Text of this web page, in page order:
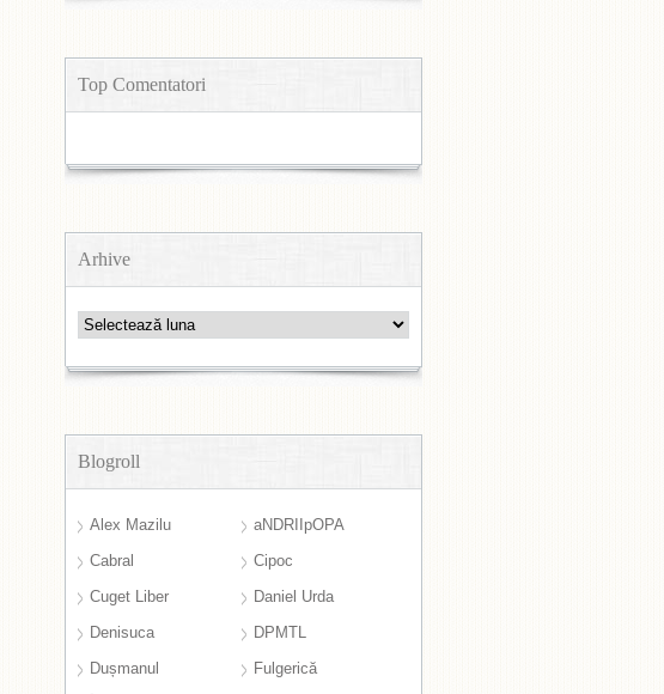
Top Comentatori
Arhive
Arhive
Blogroll
Alex Mazilu
aNDRIIpOPA
Cabral
Cipoc
Cuget Liber
Daniel Urda
Denisuca
DPMTL
Dușmanul
Fulgerică